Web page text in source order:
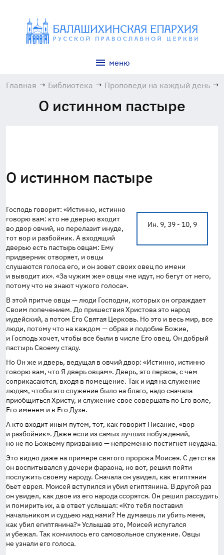
меню
Главная → Библиотека → Проповеди на каждый день →
О истинном пастыре
О истинном пастыре
Ин. 9, 39 - 10, 9
Господь говорит: «Истинно, истинно
говорю вам: кто не дверью входит
во двор овчий, но перелазит инуде,
тот вор и разбойник. А входящий
дверью есть пастырь овцам: Ему
придверник отворяет, и овцы
слушаются голоса его, и он зовет своих овец по имени
и выводит их». «За чужим же» овцы «не идут, но бегут от него,
потому что не знают чужого голоса».
В этой притче овцы — люди Господни, которых он ограждает
Своим попечением. До пришествия Христова это народ
иудейский, а потом Его Святая Церковь. Но это и весь мир, все
люди, потому что на каждом — образ и подобие Божие,
и Господь хочет, чтобы все были в числе Его овец. Он добрый
пастырь Своему стаду.
Но Он же и дверь, ведущая в овчий двор: «Истинно, истинно
говорю вам, что Я дверь овцам». Дверь, это первое, с чем
соприкасаются, входя в помещение. Так и идя на служение
людям, чтобы это служение было на благо, надо сначала
приобщиться Христу, и служение свое совершать по Его воле,
Его именем и в Его Духе.
А кто входит иным путем, тот, как говорит Писание, «вор
и разбойник». Даже если из самых лучших побуждений,
но не по Божьему призванию — непременно постигнет неудача.
Это видно даже на примере святого пророка Моисея. С детства
он воспитывался у дочери фараона, но вот, решил пойти
послужить своему народу. Сначала он увидел, как египтянин
бьет еврея. Моисей вступился и убил египтянина. В другой раз
он увидел, как двое из его народа ссорятся. Он решил рассудить
и помирить их, а в ответ услышал: «Кто тебя поставил
начальником и судьею над нами? Не думаешь ли убить меня,
как убил египтянина?» Услышав это, Моисей испугался
и убежал. Так кончилось его самовольное служение. Овцы
не узнали его голоса.